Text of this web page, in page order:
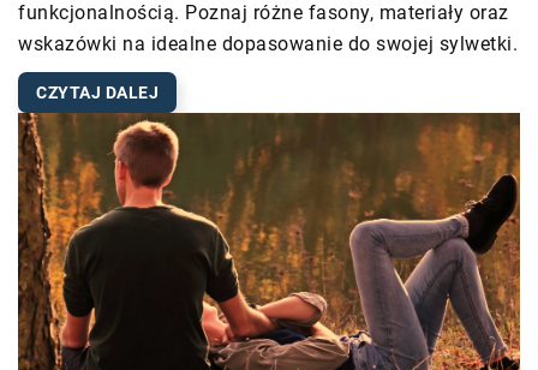
funkcjonalnością. Poznaj różne fasony, materiały oraz
wskazówki na idealne dopasowanie do swojej sylwetki.
CZYTAJ DALEJ